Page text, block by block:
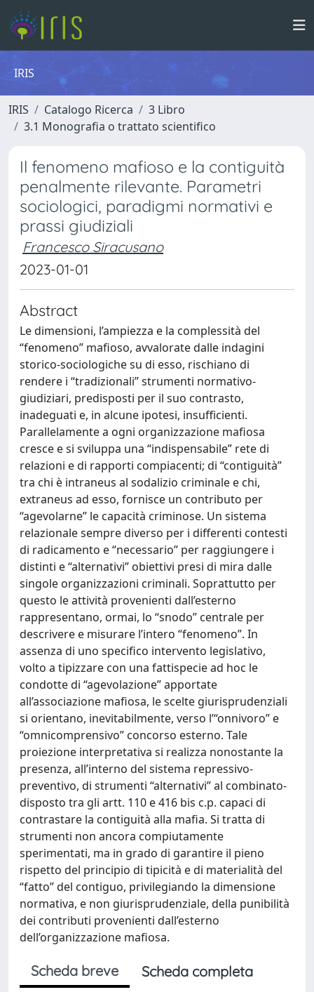
IRIS
IRIS Catalogo Ricerca
3 Libro
3.1 Monografia o trattato scientifico
Il fenomeno mafioso e la contiguità
penalmente rilevante. Parametri
sociologici, paradigmi normativi e
prassi giudiziali
Francesco Siracusano
2023-01-01
Abstract
Le dimensioni, l’ampiezza e la complessità del
“fenomeno” mafioso, avvalorate dalle indagini
storico-sociologiche su di esso, rischiano di
rendere i “tradizionali” strumenti normativo-
giudiziari, predisposti per il suo contrasto,
inadeguati e, in alcune ipotesi, insufficienti.
Parallelamente a ogni organizzazione mafiosa
cresce e si sviluppa una “indispensabile” rete di
relazioni e di rapporti compiacenti; di “contiguità”
tra chi è intraneus al sodalizio criminale e chi,
extraneus ad esso, fornisce un contributo per
“agevolarne” le capacità criminose. Un sistema
relazionale sempre diverso per i differenti contesti
di radicamento e “necessario” per raggiungere i
distinti e “alternativi” obiettivi presi di mira dalle
singole organizzazioni criminali. Soprattutto per
questo le attività provenienti dall’esterno
rappresentano, ormai, lo “snodo” centrale per
descrivere e misurare l’intero “fenomeno”. In
assenza di uno specifico intervento legislativo,
volto a tipizzare con una fattispecie ad hoc le
condotte di “agevolazione” apportate
all’associazione mafiosa, le scelte giurisprudenziali
si orientano, inevitabilmente, verso l’“onnivoro” e
“omnicomprensivo” concorso esterno. Tale
proiezione interpretativa si realizza nonostante la
presenza, all’interno del sistema repressivo-
preventivo, di strumenti “alternativi” al combinato-
disposto tra gli artt. 110 e 416 bis c.p. capaci di
contrastare la contiguità alla mafia. Si tratta di
strumenti non ancora compiutamente
sperimentati, ma in grado di garantire il pieno
rispetto del principio di tipicità e di materialità del
“fatto” del contiguo, privilegiando la dimensione
normativa, e non giurisprudenziale, della punibilità
dei contributi provenienti dall’esterno
dell’organizzazione mafiosa.
Scheda breve
Scheda completa